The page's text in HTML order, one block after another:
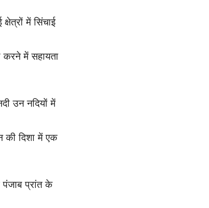
में सिंचाई
में सहायता
उन नदियों में
की दिशा में एक
प्रांत के